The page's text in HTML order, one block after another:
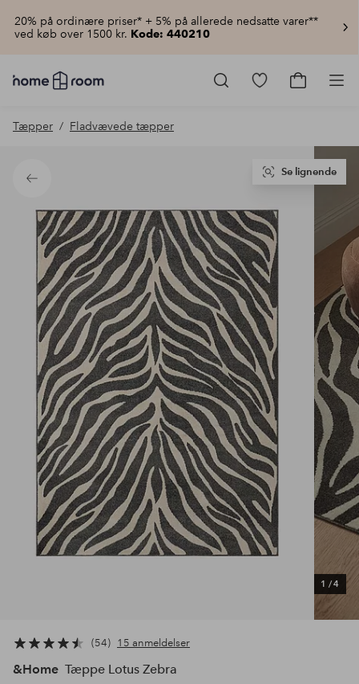
20% på ordinære priser* + 5% på allerede nedsatte varer**
ved køb over 1500 kr. Kode: 440210
Homeroom
–
hjemmet
pris
Gå
Gå
Tæpper Fladvævede tæpper
Tilbage
1 /4
Se lignende
54 15 anmeldelser
&Home Tæppe Lotus Zebra